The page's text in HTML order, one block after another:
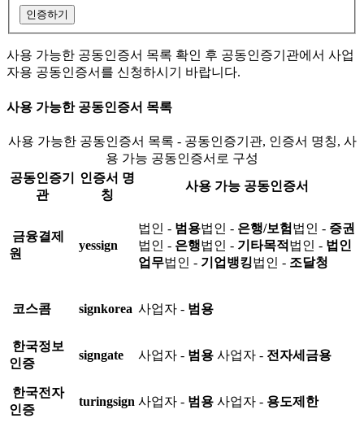
인증하기
사용 가능한 공동인증서 목록 확인 후 공동인증기관에서 사업
자용 공동인증서를 신청하시기 바랍니다.
사용 가능한 공동인증서 목록
사용 가능한 공동인증서 목록 - 공동인증기관, 인증서 명칭, 사
용 가능 공동인증서로 구성
공동인증기
관
인증서 명
칭
사용 가능 공동인증서
금융결제
원
yessign
법인 - 범용법인 - 은행/보험 법인 - 증권
법인 - 은행법인 - 기타목적 법인 - 법인
업무법인 - 기업뱅킹법인 - 조달청
코스콤 signkorea 사업자 - 범용
한국정보
인증
signgate 사업자 - 범용 사업자 - 전자세금용
한국전자
인증
turingsign 사업자 - 범용 사업자 - 용도제한